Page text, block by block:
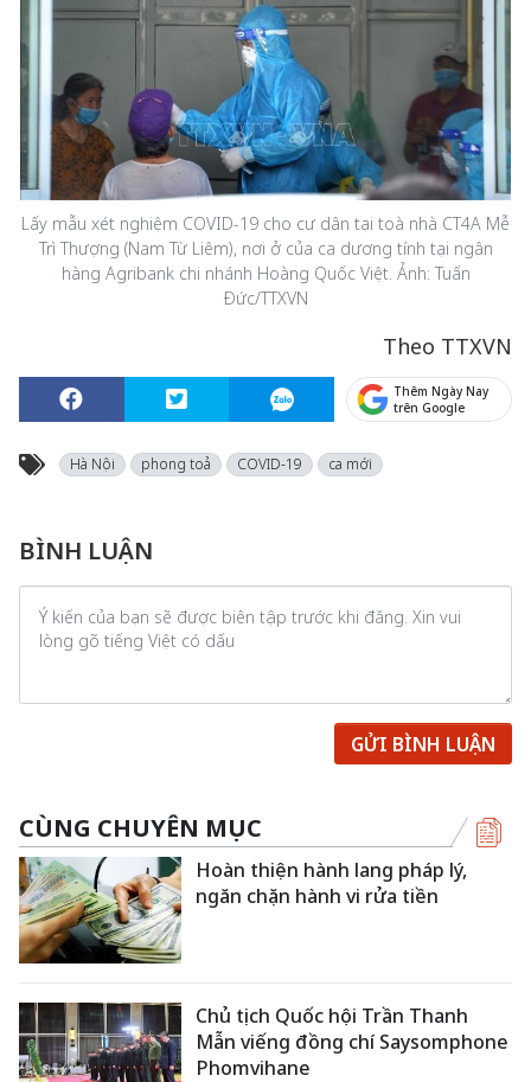
Lấy mẫu xét nghiệm COVID-19 cho cư dân tại toà nhà CT4A Mễ
Trì Thượng (Nam Từ Liêm), nơi ở của ca dương tính tại ngân
hàng Agribank chi nhánh Hoàng Quốc Việt. Ảnh: Tuấn
Đức/TTXVN
Theo TTXVN
Thêm Ngày Nay
trên Google
Hà Nội phong toả COVID-19 ca mới
BÌNH LUẬN
GỬI BÌNH LUẬN
CÙNG CHUYÊN MỤC
Hoàn thiện hành lang pháp lý,
ngăn chặn hành vi rửa tiền
Chủ tịch Quốc hội Trần Thanh
Mẫn viếng đồng chí Saysomphone
Phomvihane